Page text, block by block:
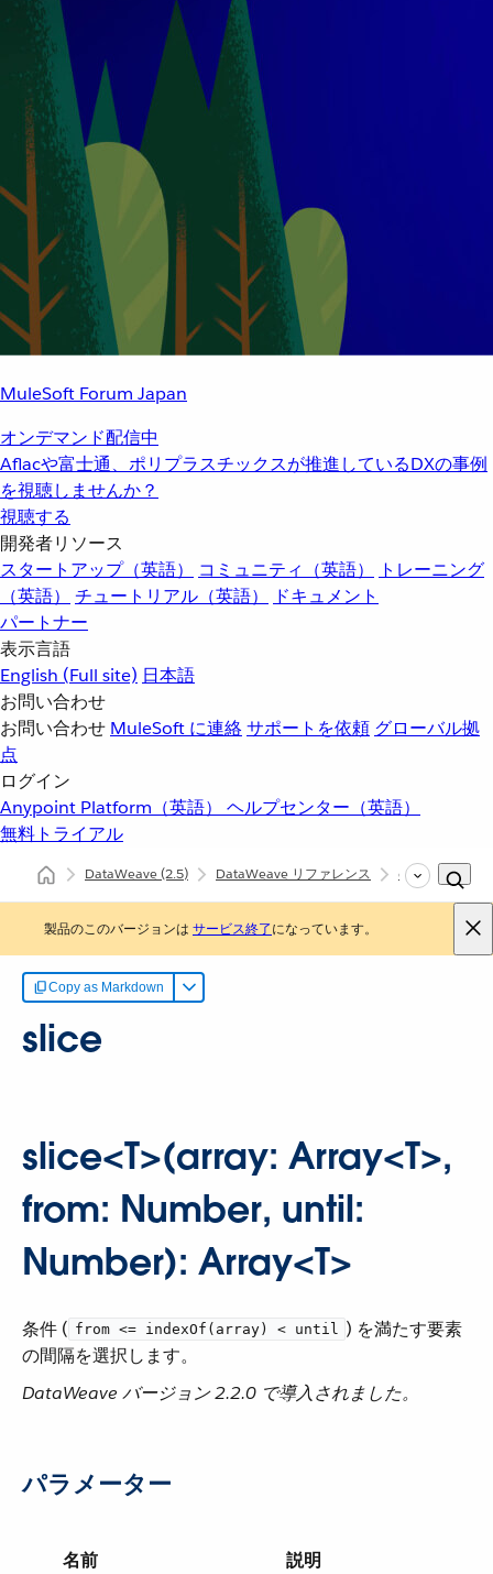
MuleSoft Forum Japan
オンデマンド配信中
Aflacや富士通、ポリプラスチックスが推進しているDXの事例
を視聴しませんか？
視聴する
開発者リソース
スタートアップ（英語）
コミュニティ（英語）
トレーニング
（英語）
チュートリアル（英語）
ドキュメント
パートナー
表示言語
English (Full site) 日本語
お問い合わせ
お問い合わせ MuleSoft に連絡サポートを依頼 グローバル拠
点
ログイン
Anypoint Platform（英語） ヘルプセンター（英語）
無料トライアル
DataWeave(2.5) DataWeave リファレンス dw::core::Arrays
製品のこのバージョンは サービス終了になっています。
Copy as Markdown
slice
slice<T>(array: Array<T>,
from: Number, until:
Number): Array<T>
条件 (​ from <= indexOf(array) < until ​) を満たす要素
の間隔を選択します。
DataWeave バージョン 2.2.0 で導入されました。
パラメーター
名前 説明